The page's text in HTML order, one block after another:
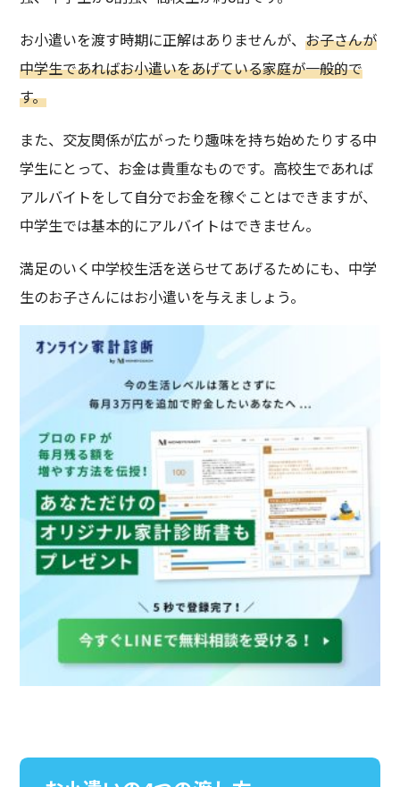
お小遣いを渡す時期に正解はありませんが、お子さんが
中学生であればお小遣いをあげている家庭が一般的で
す。
また、交友関係が広がったり趣味を持ち始めたりする中
学生にとって、お金は貴重なものです。高校生であれば
アルバイトをして自分でお金を稼ぐことはできますが、
中学生では基本的にアルバイトはできません。
満足のいく中学校生活を送らせてあげるためにも、中学
生のお子さんにはお小遣いを与えましょう。